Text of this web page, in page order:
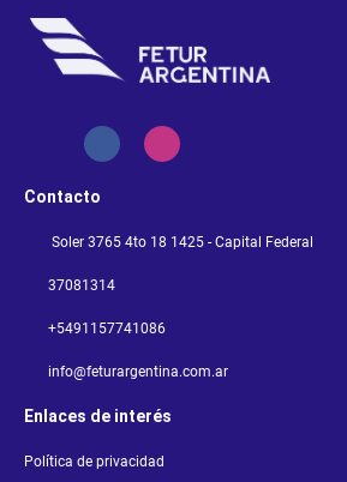
Contacto
Soler 3765 4to 18 1425 - Capital Federal
37081314
+5491157741086
info@feturargentina.com.ar
Enlaces de interés
Política de privacidad